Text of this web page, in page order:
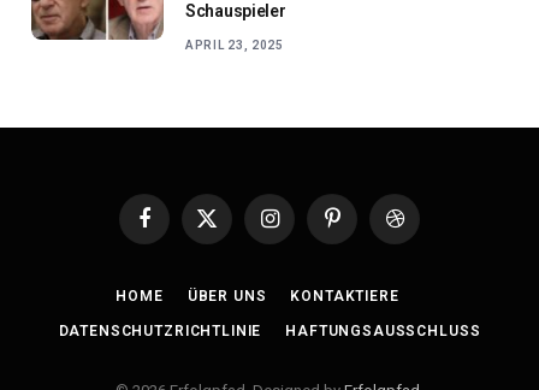
Schauspieler
APRIL 23, 2025
Facebook
X
InstagramPinterestDribbble
HOME ÜBER UNS KONTAKTIERE
DATENSCHUTZRICHTLINIE HAFTUNGSAUSSCHLUSS